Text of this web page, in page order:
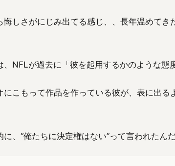
悔しさがにじみ出てる感じ、、長年温めてき
、NFLが過去に「彼を起用するかのような態
にこもって作品を作っている彼が、表に出
に、“俺たちに決定権はない”って言われたん